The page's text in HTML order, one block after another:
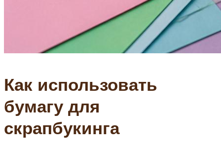
Как использовать
бумагу для
скрапбукинга